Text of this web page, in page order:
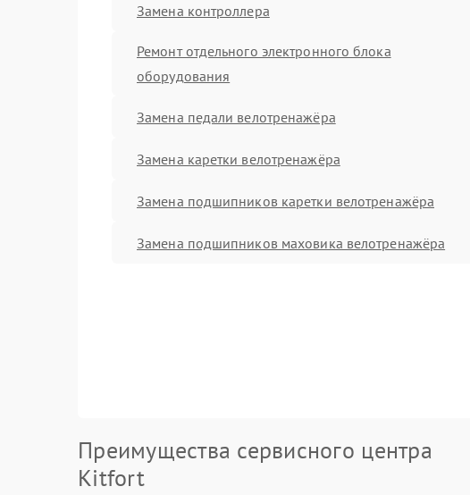
Замена контроллера
Ремонт отдельного электронного блока
оборудования
Замена педали велотренажёра
Замена каретки велотренажёра
Замена подшипников каретки велотренажёра
Замена подшипников маховика велотренажёра
Преимущества сервисного центра
Kitfort